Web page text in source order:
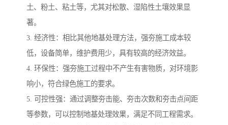
土、粉土、粘土等，尤其对松散、湿陷性土壤效果显
著。
3. 经济性：相比其他地基处理方法，强夯施工成本较
低，设备简单，维护费用少，具有较高的经济效益。
4. 环保性：强夯施工过程中不产生有害物质，对环境影
响小，符合绿色施工的要求。
5. 可控性强：通过调整夯击能、夯击次数和夯击点间距
等参数，可以控制地基处理效果，满足不同工程需求。